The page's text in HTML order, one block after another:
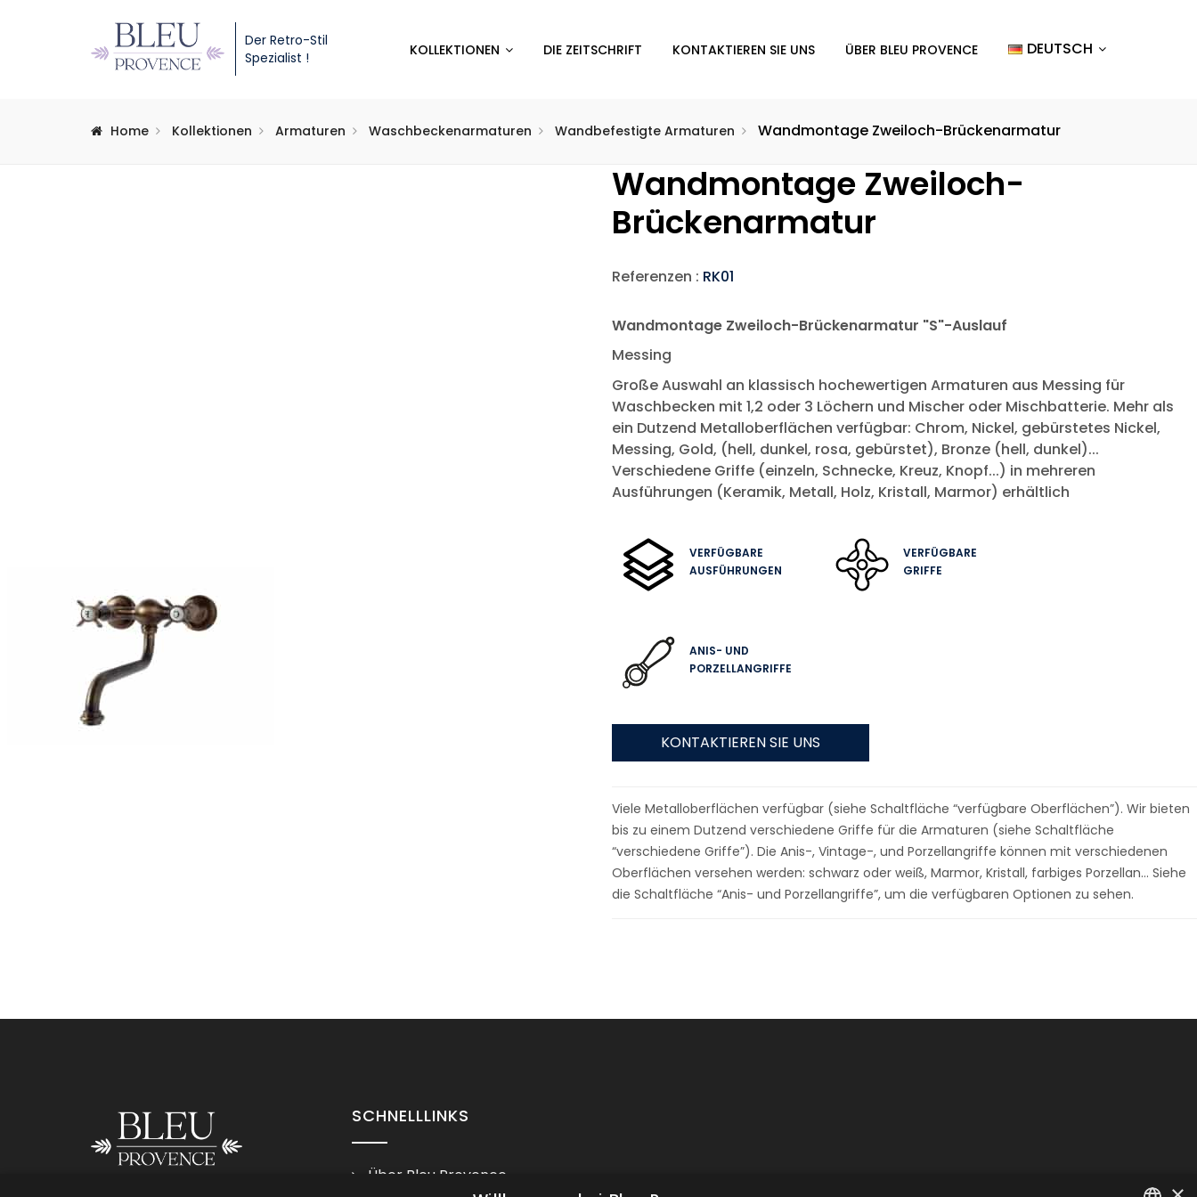
Der Retro-Stil
Spezialist !
KOLLEKTIONEN DIE ZEITSCHRIFT KONTAKTIEREN SIE UNS ÜBER BLEU PROVENCE DEUTSCH
Home Kollektionen Armaturen Waschbeckenarmaturen Wandbefestigte Armaturen Wandmontage Zweiloch-Brückenarmatur
Wandmontage Zweiloch-
Brückenarmatur
Referenzen : RK01
Wandmontage Zweiloch-Brückenarmatur "S"-Auslauf
Messing
Große Auswahl an klassisch hochewertigen Armaturen aus Messing für
Waschbecken mit 1,2 oder 3 Löchern und Mischer oder Mischbatterie. Mehr als
ein Dutzend Metalloberflächen verfügbar: Chrom, Nickel, gebürstetes Nickel,
Messing, Gold, (hell, dunkel, rosa, gebürstet), Bronze (hell, dunkel)...
Verschiedene Griffe (einzeln, Schnecke, Kreuz, Knopf...) in mehreren
Ausführungen (Keramik, Metall, Holz, Kristall, Marmor) erhältlich
VERFÜGBARE
AUSFÜHRUNGEN
VERFÜGBARE
GRIFFE
ANIS- UND
PORZELLANGRIFFE
KONTAKTIEREN SIE UNS
Viele Metalloberflächen verfügbar (siehe Schaltfläche “verfügbare Oberflächen”). Wir bieten
bis zu einem Dutzend verschiedene Griffe für die Armaturen (siehe Schaltfläche
“verschiedene Griffe”). Die Anis-, Vintage-, und Porzellangriffe können mit verschiedenen
Oberflächen versehen werden: schwarz oder weiß, Marmor, Kristall, farbiges Porzellan… Siehe
die Schaltfläche “Anis- und Porzellangriffe”, um die verfügbaren Optionen zu sehen.
SCHNELLLINKS
Über Bleu Provence